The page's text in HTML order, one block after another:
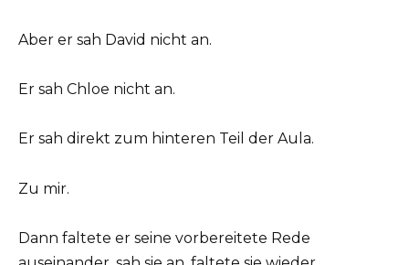
Aber er sah David nicht an.
Er sah Chloe nicht an.
Er sah direkt zum hinteren Teil der Aula.
Zu mir.
Dann faltete er seine vorbereitete Rede